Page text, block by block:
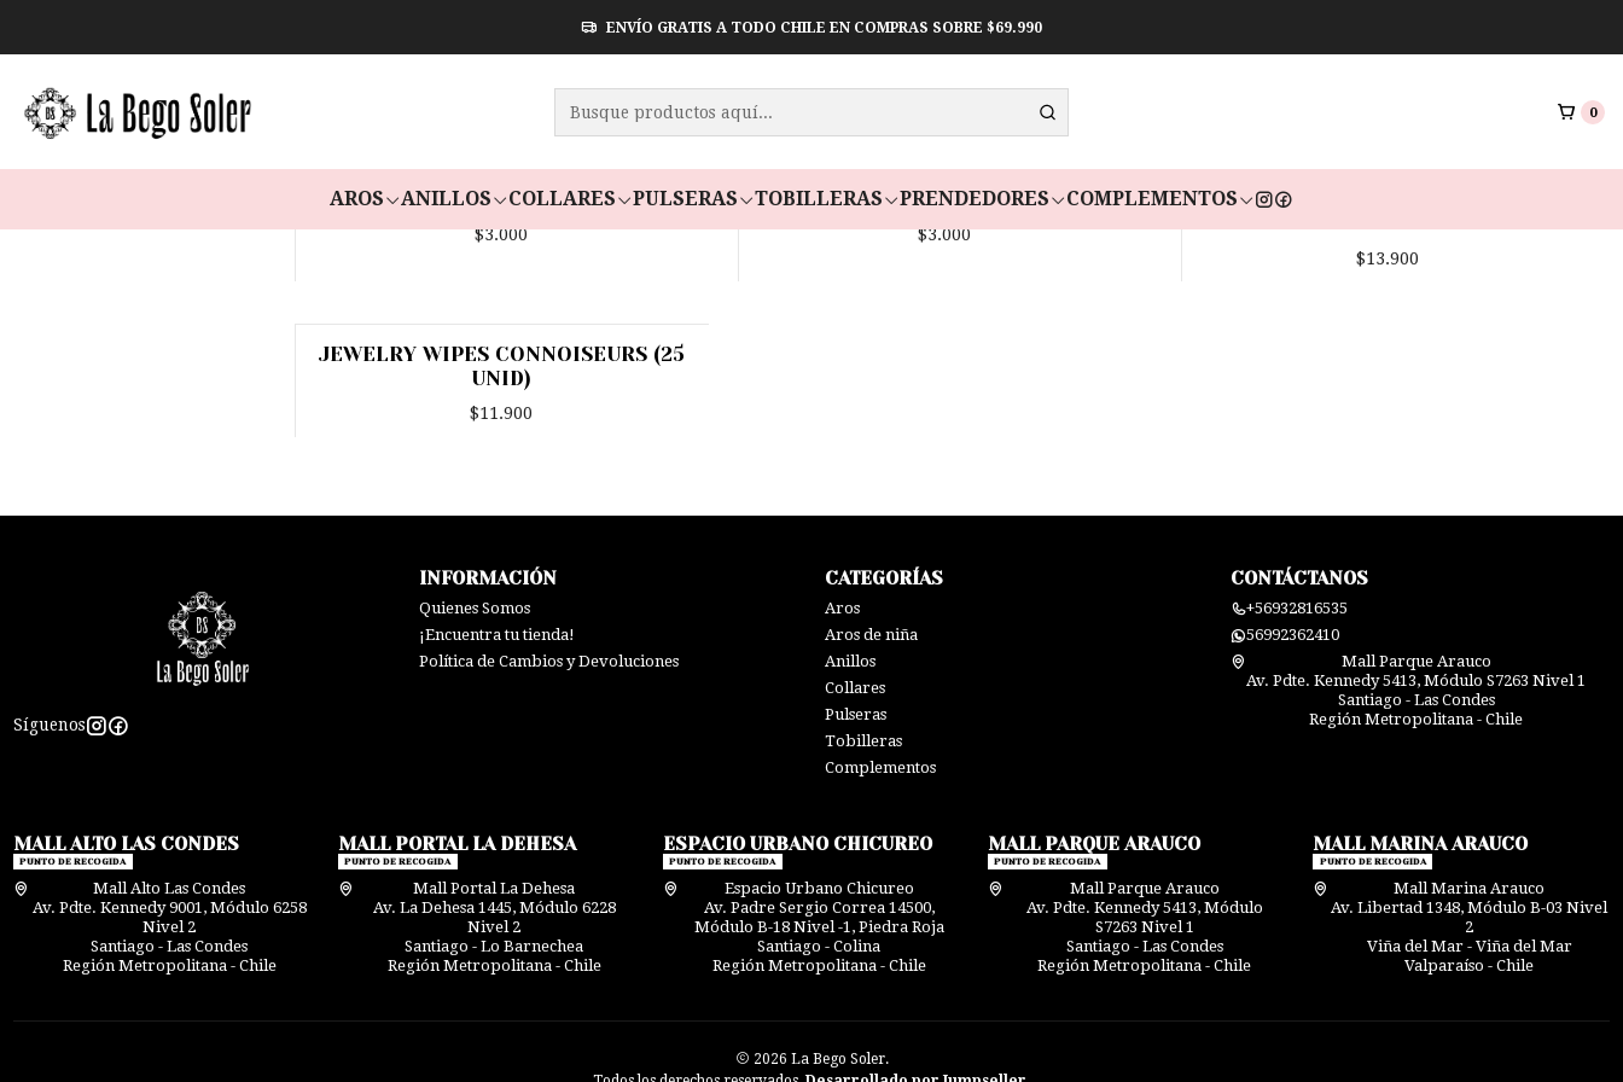
0
AROS ANILLOS COLLARES PULSERAS TOBILLERAS PRENDEDORES COMPLEMENTOS
ENVÍO GRATIS A TODO CHILE EN COMPRAS SOBRE $69.990
Limpieza
PAÑO DE PULIR 1 UNIDAD
$3.000
POLISHING PINK CLOTH LBS
$3.000
Agotado
LIQUIDO JEWELRY CLEANER
$13.900
Agotado
JEWELRY WIPES CONNOISEURS (25
UNID)
$11.900
Síguenos
INFORMACIÓN
Quienes Somos
¡Encuentra tu tienda!
Política de Cambios y Devoluciones
CATEGORÍAS
Aros
Aros de niña
Anillos
Collares
Pulseras
Tobilleras
Complementos
CONTÁCTANOS
+56932816535
56992362410
Mall Parque Arauco
Av. Pdte. Kennedy 5413, Módulo S7263 Nivel 1
Santiago - Las Condes
Región Metropolitana - Chile
MALL ALTO LAS CONDES
PUNTO DE RECOGIDA
Mall Alto Las Condes
Av. Pdte. Kennedy 9001, Módulo 6258
Nivel 2
Santiago - Las Condes
Región Metropolitana - Chile
MALL PORTAL LA DEHESA
PUNTO DE RECOGIDA
Mall Portal La Dehesa
Av. La Dehesa 1445, Módulo 6228
Nivel 2
Santiago - Lo Barnechea
Región Metropolitana - Chile
ESPACIO URBANO CHICUREO
PUNTO DE RECOGIDA
Espacio Urbano Chicureo
Av. Padre Sergio Correa 14500,
Módulo B-18 Nivel -1, Piedra Roja
Santiago - Colina
Región Metropolitana - Chile
MALL PARQUE ARAUCO
PUNTO DE RECOGIDA
Mall Parque Arauco
Av. Pdte. Kennedy 5413, Módulo
S7263 Nivel 1
Santiago - Las Condes
Región Metropolitana - Chile
MALL MARINA ARAUCO
PUNTO DE RECOGIDA
Mall Marina Arauco
Av. Libertad 1348, Módulo B-03 Nivel
2
Viña del Mar - Viña del Mar
Valparaíso - Chile
2026 La Bego Soler.